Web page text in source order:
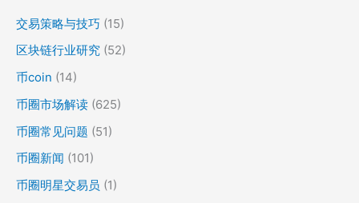
交易策略与技巧 (15)
区块链行业研究 (52)
币coin (14)
币圈市场解读 (625)
币圈常见问题 (51)
币圈新闻 (101)
币圈明星交易员 (1)